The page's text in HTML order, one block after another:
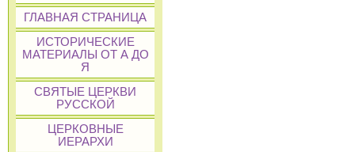
ГЛАВНАЯ СТРАНИЦА
ИСТОРИЧЕСКИЕ
МАТЕРИАЛЫ ОТ А ДО
Я
СВЯТЫЕ ЦЕРКВИ
РУССКОЙ
ЦЕРКОВНЫЕ
ИЕРАРХИ